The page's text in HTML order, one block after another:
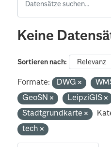
Keine
Sortieren nach
Formate: DWG
GeoSN
LeipziGIS
Stadtgrundkarte
tech